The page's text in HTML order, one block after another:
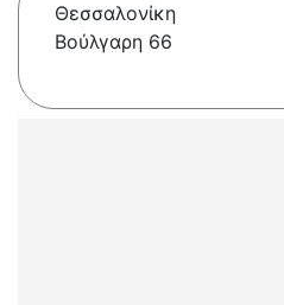
Θεσσαλονίκη
Βούλγαρη 66